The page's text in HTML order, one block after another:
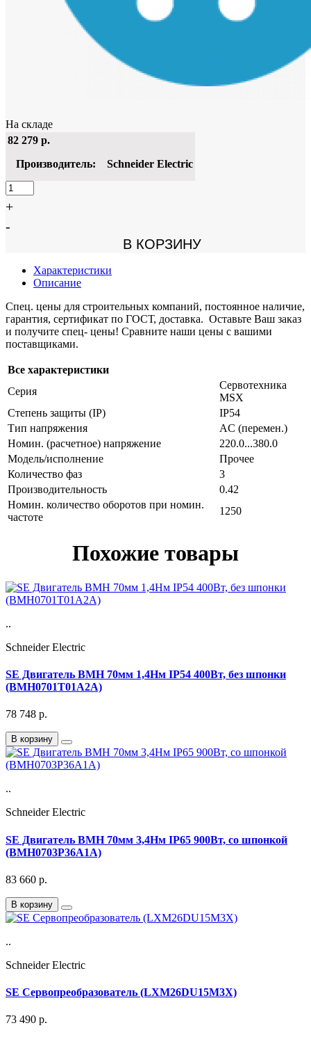
На складе
82 279 р.
Производитель:
Schneider Electric
+
-
В КОРЗИНУ
Характеристики
Описание
Спец. цены для строительных компаний, постоянное наличие,
гарантия, сертификат по ГОСТ, доставка. Оставьте Ваш заказ
и получите спец- цены! Сравните наши цены с вашими
поставщиками.
Все характеристики
Серия
Сервотехника
MSX
Степень защиты (IP)
IP54
Тип напряжения
AC (перемен.)
Номин. (расчетное) напряжение
220.0...380.0
Модель/исполнение
Прочее
Количество фаз
3
Производительность
0.42
Номин. количество оборотов при номин.
частоте
1250
Похожие товары
..
Schneider Electric
SE Двигатель BMH 70мм 1,4Нм IP54 400Вт, без шпонки
(BMH0701T01A2A)
78 748 р.
В корзину
..
Schneider Electric
SE Двигатель BMH 70мм 3,4Нм IP65 900Вт, со шпонкой
(BMH0703P36A1A)
83 660 р.
В корзину
..
Schneider Electric
SE Сервопреобразователь (LXM26DU15M3X)
73 490 р.